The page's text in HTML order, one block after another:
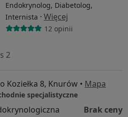
Endokrynolog, Diabetolog,
Internista · Więcej
12 opinii
2
Koziełka 8, Knurów • Mapa
specjalistyczne
Brak ceny